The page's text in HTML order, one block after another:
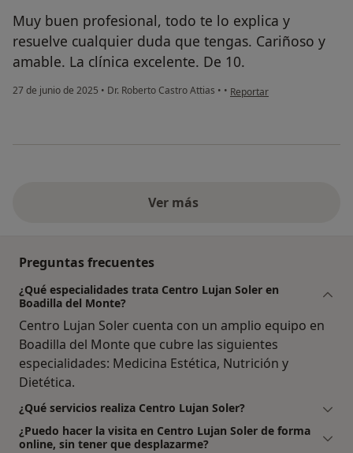
Muy buen profesional, todo te lo explica y
resuelve cualquier duda que tengas. Cariñoso y
amable. La clínica excelente. De 10.
27 de junio de 2025 • Dr. Roberto Castro Attias • • en opinión del usuario
Reportar
Ver más
Preguntas frecuentes
¿Qué especialidades trata Centro Lujan Soler en
Boadilla del Monte?
Centro Lujan Soler cuenta con un amplio equipo en
Boadilla del Monte que cubre las siguientes
especialidades: Medicina Estética, Nutrición y
Dietética.
¿Qué servicios realiza Centro Lujan Soler?
¿Puedo hacer la visita en Centro Lujan Soler de forma
online, sin tener que desplazarme?